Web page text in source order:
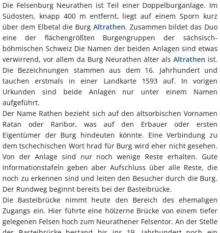
Die Felsenburg Neurathen ist Teil einer Doppelburganlage. Im
Südosten, knapp 400 m entfernt, liegt auf einem Sporn kurz
über dem Elbetal die Burg Altrathen. Zusammen bildet das Duo
eine der flächengrößten Burgengruppen der sächsisch-
böhmischen Schweiz Die Namen der beiden Anlagen sind etwas
verwirrend, vor allem da Burg Neurathen älter als Altrathen ist.
Die Bezeichnungen stammen aus dem 16. Jahrhundert und
tauchen erstmals in einer Landkarte 1593 auf. In vorigen
Urkunden sind beide Anlagen nur unter einem Namen
aufgeführt.
Der Name Rathen bezieht sich auf den altsorbischen Vornamen
Ratan oder Raribor, was auf den Erbauer oder ersten
Eigentümer der Burg hindeuten könnte. Eine Verbindung zu
dem tschechischen Wort hrad für Burg wird eher nicht gesehen.
Von der Anlage sind nur noch wenige Reste erhalten. Gute
Informationstafeln geben aber Aufschluss über alle Reste, die
noch zu erkennen sind und leiten den Besucher durch die Burg.
Der Rundweg beginnt bereits bei der Basteibrücke.
Die Basteibrücke nimmt heute den Bereich des ehemaligen
Zugangs ein. Hier führte eine hölzerne Brücke von einem tiefer
gelegenen Felsen hoch zum Neurathener Felsentor. An der Stelle